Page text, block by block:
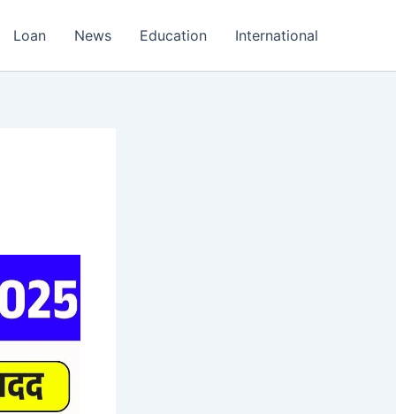
Loan News Education International